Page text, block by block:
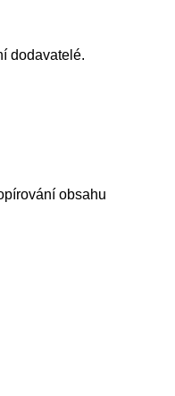
dodavatelé.
obsahu